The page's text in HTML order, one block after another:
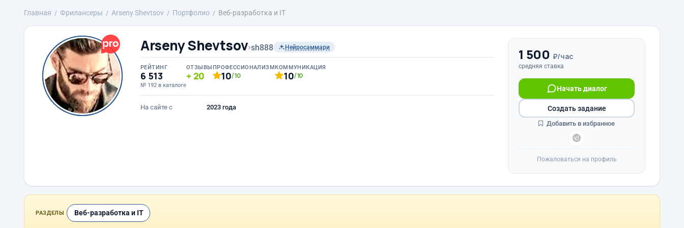
Главная Фрилансеры Arseny Shevtsov Портфолио Веб-разработка и IT
Arseny Shevtsov›sh888 Нейросаммари
РЕЙТИНГ
6 513
№ 192 в каталоге
ОТЗЫВЫ
20
ПРОФЕССИОНАЛИЗМ
10/10
КОММУНИКАЦИЯ
10/10
На сайте с 2023 года
1 500 ₽/час
средняя ставка
Начать диалог
Создать задание
Добавить в избранное
Пожаловаться на профиль
РАЗДЕЛЫ Веб-разработка и IT